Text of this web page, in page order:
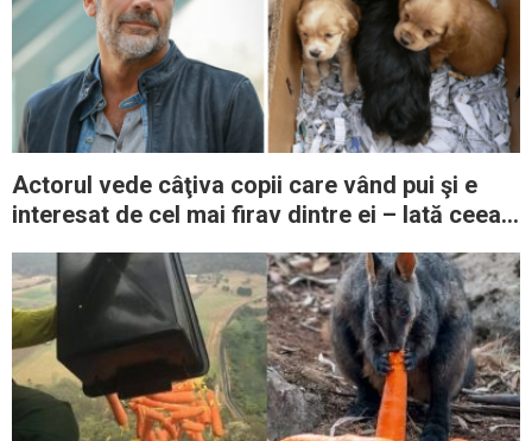
Actorul vede câţiva copii care vând pui şi e
interesat de cel mai firav dintre ei – Iată ceea